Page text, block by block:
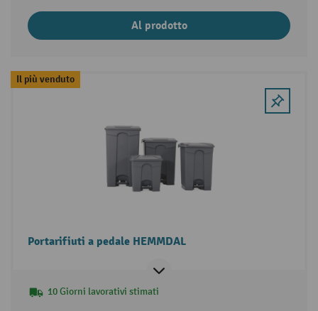
Al prodotto
Il più venduto
Portarifiuti a pedale HEMMDAL
10 Giorni lavorativi stimati